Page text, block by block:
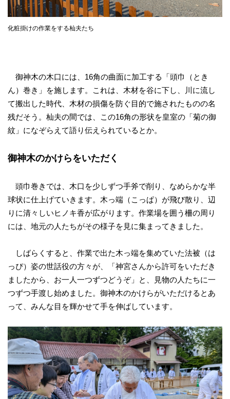
化粧掛けの作業をする杣夫たち
御神木の木口には、16角の曲面に加工する「頭巾（とき
ん）巻き」を施します。これは、木材を谷に下し、川に流し
て搬出した時代、木材の損傷を防ぐ目的で施されたものの名
残だそう。杣夫の間では、この16角の形状を皇室の「菊の御
紋」になぞらえて語り伝えられているとか。
御神木のかけらをいただく
頭巾巻きでは、木口を少しずつ手斧で削り、なめらかな半
球状に仕上げていきます。木っ端（こっぱ）が飛び散り、辺
りに清々しいヒノキ香が広がります。作業場を囲う柵の周り
には、地元の人たちがその様子を見に集まってきました。
しばらくすると、作業で出た木っ端を集めていた法被（は
っぴ）姿の世話役の方々が、「神宮さんから許可をいただき
ましたから、お一人一つずつどうぞ」と、見物の人たちに一
つずつ手渡し始めました。御神木のかけらがいただけるとあ
って、みんな目を輝かせて手を伸ばしています。